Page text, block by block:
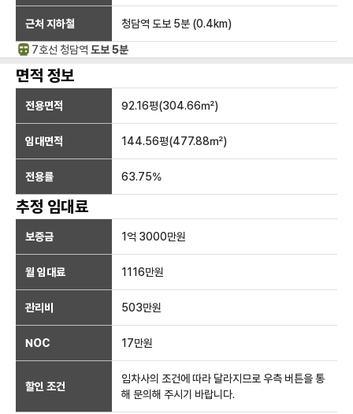
근처 지하철 청담역 도보 5분 (0.4km)
7호선 청담역 도보 5분
면적 정보
전용면적 92.16평(304.66㎡)
임대면적 144.56평(477.88㎡)
전용률 63.75%
추정 임대료
보증금 1억 3000만원
월 임대료 1116만원
관리비 503만원
NOC 17만원
할인 조건
임차사의 조건에 따라 달라지므로 우측 버튼을 통
해 문의해 주시기 바랍니다.